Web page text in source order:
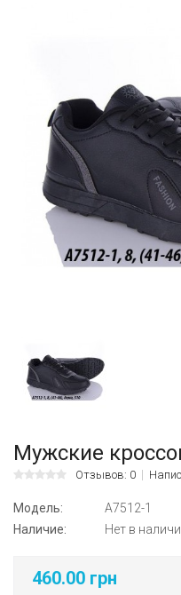
Мужские
Отзывов: 0
Модель:
A7512-1
Наличие:
Нет в
460.00 грн